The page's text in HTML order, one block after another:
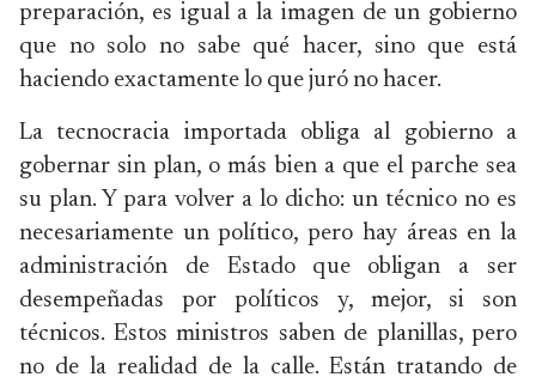
preparación, es igual a la imagen de un gobierno
que no solo no sabe qué hacer, sino que está
haciendo exactamente lo que juró no hacer.
La tecnocracia importada obliga al gobierno a
gobernar sin plan, o más bien a que el parche sea
su plan. Y para volver a lo dicho: un técnico no es
necesariamente un político, pero hay áreas en la
administración de Estado que obligan a ser
desempeñadas por políticos y, mejor, si son
técnicos. Estos ministros saben de planillas, pero
no de la realidad de la calle. Están tratando de